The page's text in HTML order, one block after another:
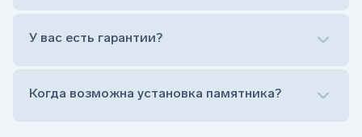
Оформить заказ удаленно (online)
Заказать бесплатный выезд менеджера на дом
У вас есть гарантии?
Когда возможна установка памятника?